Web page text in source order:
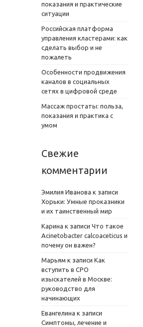
показания и практические
ситуации
Российская платформа
управления кластерами: как
сделать выбор и не
пожалеть
Особенности продвижения
каналов в социальных
сетях в цифровой среде
Массаж простаты: польза,
показания и практика с
умом
Свежие
комментарии
Эмилия Иванова к записи
Хорьки: Умные проказники
и их таинственный мир
Карина к записи Что такое
Acinetobacter calcoaceticus и
почему он важен?
Марьям к записи Как
вступить в СРО
изыскателей в Москве:
руководство для
начинающих
Евангелина к записи
Симптомы, лечение и